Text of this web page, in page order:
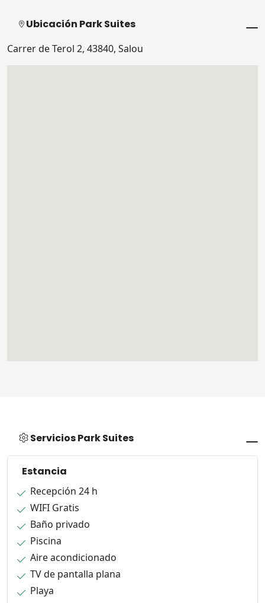
Ubicación Park Suites
Carrer de Terol 2, 43840, Salou
Servicios Park Suites
Estancia
Recepción 24 h
WIFI Gratis
Baño privado
Piscina
Aire acondicionado
TV de pantalla plana
Playa